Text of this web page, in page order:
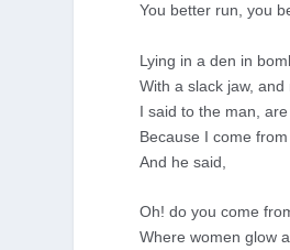
You better run, you
Lying in a den in
With a slack jaw,
I said to the man,
Because I come
And he said,
Oh! do you come
Where women glow